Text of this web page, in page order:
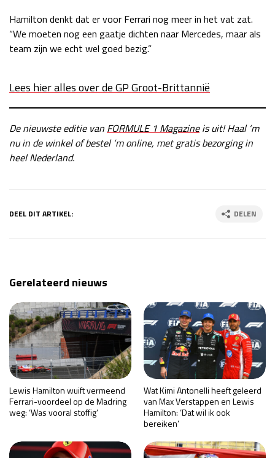
GP QATAR 2026 27 - 29 nov
Kwalificatie
za 19:00 - 20:00
Race
Kwalificatie
za 15:00 - 16:00
Race
Hamilton denkt dat er voor Ferrari nog meer in het vat zat.
“We moeten nog een gaatje dichten naar Mercedes, maar als
team zijn we echt wel goed bezig.”
Lees hier alles over de GP Groot-Brittannië
De nieuwste editie van FORMULE 1 Magazineis uit! Haal ‘m
nu in de winkel of bestel ‘m online, met gratis bezorging in
heel Nederland.
DEEL DIT ARTIKEL: DELEN
Gerelateerd nieuws
Lewis Hamilton wuift vermeend
Ferrari-voordeel op de Madring
weg: ‘Was vooral stoffig’
Wat Kimi Antonelli heeft geleerd
van Max Verstappen en Lewis
Hamilton: ‘Dat wil ik ook
bereiken’